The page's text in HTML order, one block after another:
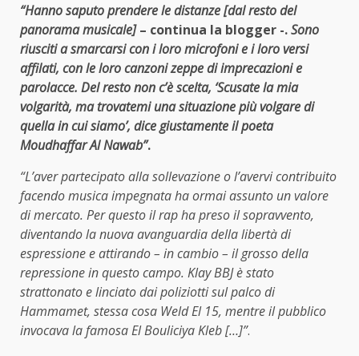
“Hanno saputo prendere le distanze [dal resto del
panorama musicale]– continua la blogger -.Sono
riusciti a smarcarsi con i loro microfoni e i loro versi
affilati, con le loro canzoni zeppe di imprecazioni e
parolacce. Del resto non c’è scelta, ‘Scusate la mia
volgarità, ma trovatemi una situazione più volgare di
quella in cui siamo’, dice giustamente il poeta
Moudhaffar Al Nawab”.
“L’aver partecipato alla sollevazione o l’avervi contribuito
facendo musica impegnata ha ormai assunto un valore
di mercato. Per questo il rap ha preso il sopravvento,
diventando la nuova avanguardia della libertà di
espressione e attirando – in cambio – il grosso della
repressione in questo campo. Klay BBJ è stato
strattonato e linciato dai poliziotti sul palco di
Hammamet, stessa cosa Weld El 15, mentre il pubblico
invocava la famosa El Bouliciya Kleb […]”.